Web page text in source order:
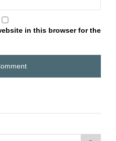
in this browser for the